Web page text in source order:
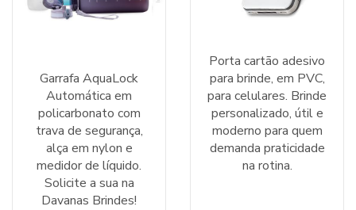
Garrafa AquaLock
Automática em
policarbonato com
trava de segurança,
alça em nylon e
medidor de líquido.
Solicite a sua na
Davanas Brindes!
Porta cartão adesivo
para brinde, em PVC,
para celulares. Brinde
personalizado, útil e
moderno para quem
demanda praticidade
na rotina.